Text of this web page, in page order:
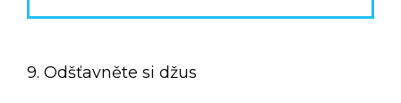
9. Odšťavněte si džus